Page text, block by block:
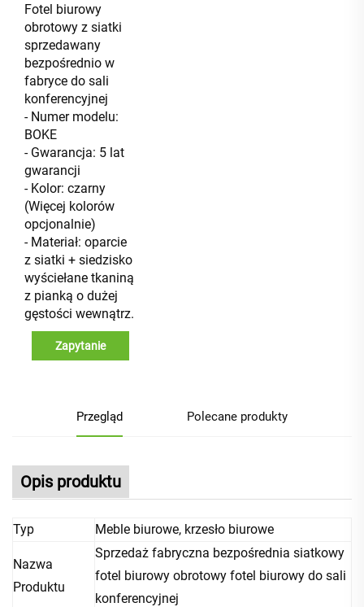
Fotel biurowy
obrotowy z siatki
sprzedawany
bezpośrednio w
fabryce do sali
konferencyjnej
- Numer modelu:
BOKE
- Gwarancja: 5 lat
gwarancji
- Kolor: czarny
(Więcej kolorów
opcjonalnie)
- Materiał: oparcie
z siatki + siedzisko
wyściełane tkaniną
z pianką o dużej
gęstości wewnątrz.
Zapytanie
Przegląd Polecane produkty
Opis produktu
Typ Meble biurowe, krzesło biurowe
Nazwa
Produktu
Sprzedaż fabryczna bezpośrednia siatkowy
fotel biurowy obrotowy fotel biurowy do sali
konferencyjnej